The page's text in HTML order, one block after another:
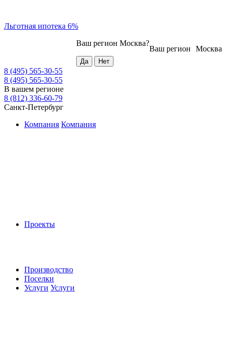
Льготная ипотека 6%
Москва
Ваш регион
Ваш регион Москва?
8 (495) 565-30-55
8 (495) 565-30-55
В вашем регионе
8 (812) 336-60-79
Санкт-Петербург
Компания Компания
Проекты
Производство
Поселки
Услуги Услуги